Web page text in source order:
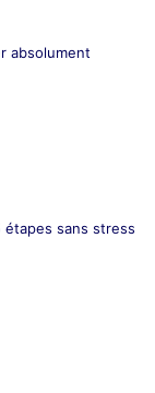
absolument
sans stress